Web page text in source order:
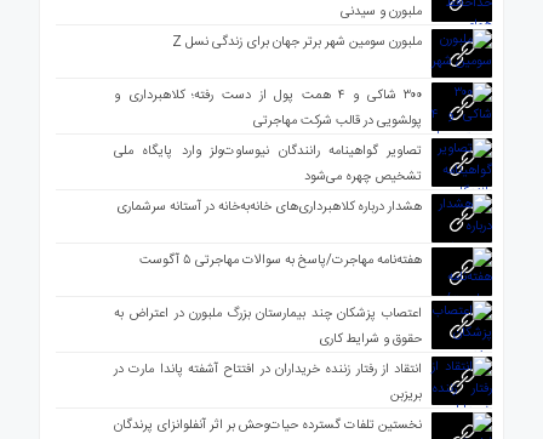
ملبورن و سیدنی
ملبورن سومین شهر برتر جهان برای زندگی نسل Z
۳۰۰ شاکی و ۴ همت پول از دست رفته؛ کلاهبرداری و
پولشویی در قالب شرکت مهاجرتی
تصاویر گواهینامه رانندگان نیوساوت‌ولز وارد پایگاه ملی
تشخیص چهره می‌شود
هشدار درباره کلاهبرداری‌های خانه‌به‌خانه در آستانه سرشماری
هفته‌نامه مهاجرت/پاسخ به سوالات مهاجرتی ۵ آگوست
اعتصاب پزشکان چند بیمارستان بزرگ ملبورن در اعتراض به
حقوق و شرایط کاری
انتقاد از رفتار زننده خریداران در افتتاح آشفته پاندا مارت در
بریزبن
نخستین تلفات گسترده حیات‌وحش بر اثر آنفلوانزای پرندگان